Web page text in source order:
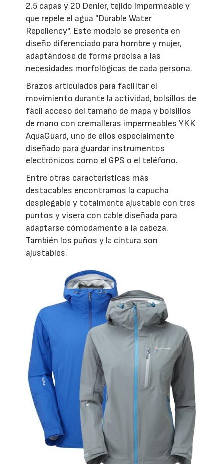
2.5 capas y 20 Denier, tejido impermeable y
que repele el agua "Durable Water
Repellency". Este modelo se presenta en
diseño diferenciado para hombre y mujer,
adaptándose de forma precisa a las
necesidades morfológicas de cada persona.
Brazos articulados para facilitar el
movimiento durante la actividad, bolsillos de
fácil acceso del tamaño de mapa y bolsillos
de mano con cremalleras impermeables YKK
AquaGuard, uno de ellos especialmente
diseñado para guardar instrumentos
electrónicos como el GPS o el teléfono.
Entre otras características más
destacables encontramos la capucha
desplegable y totalmente ajustable con tres
puntos y visera con cable diseñada para
adaptarse cómodamente a la cabeza.
También los puños y la cintura son
ajustables.